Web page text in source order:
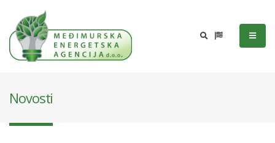
Novosti